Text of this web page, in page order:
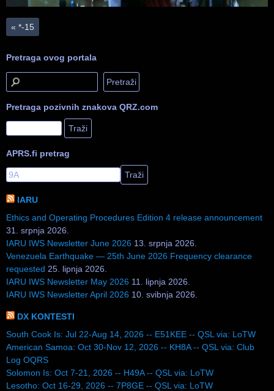
« *-15
Pretraga ovog portala
Pretraga pozivnih znakova QRZ.com
APRS.fi pretrag
IARU
Ethics and Operating Procedures Edition 4 release announcement
31. srpnja 2026.
IARU IWS Newsletter June 2026 13. srpnja 2026.
Venezuela Earthquake — 25th June 2026 Frequency clearance
requested 25. lipnja 2026.
IARU IWS Newsletter May 2026 11. lipnja 2026.
IARU IWS Newsletter April 2026 10. svibnja 2026.
DX KONTESTI
South Cook Is: Jul 22-Aug 14, 2026 -- E51KEE -- QSL via: LoTW
American Samoa: Oct 30-Nov 12, 2026 -- KH8A -- QSL via: Club
Log OQRS
Solomon Is: Oct 7-21, 2026 -- H49A -- QSL via: LoTW
Lesotho: Oct 16-29, 2026 -- 7P8GE -- QSL via: LoTW